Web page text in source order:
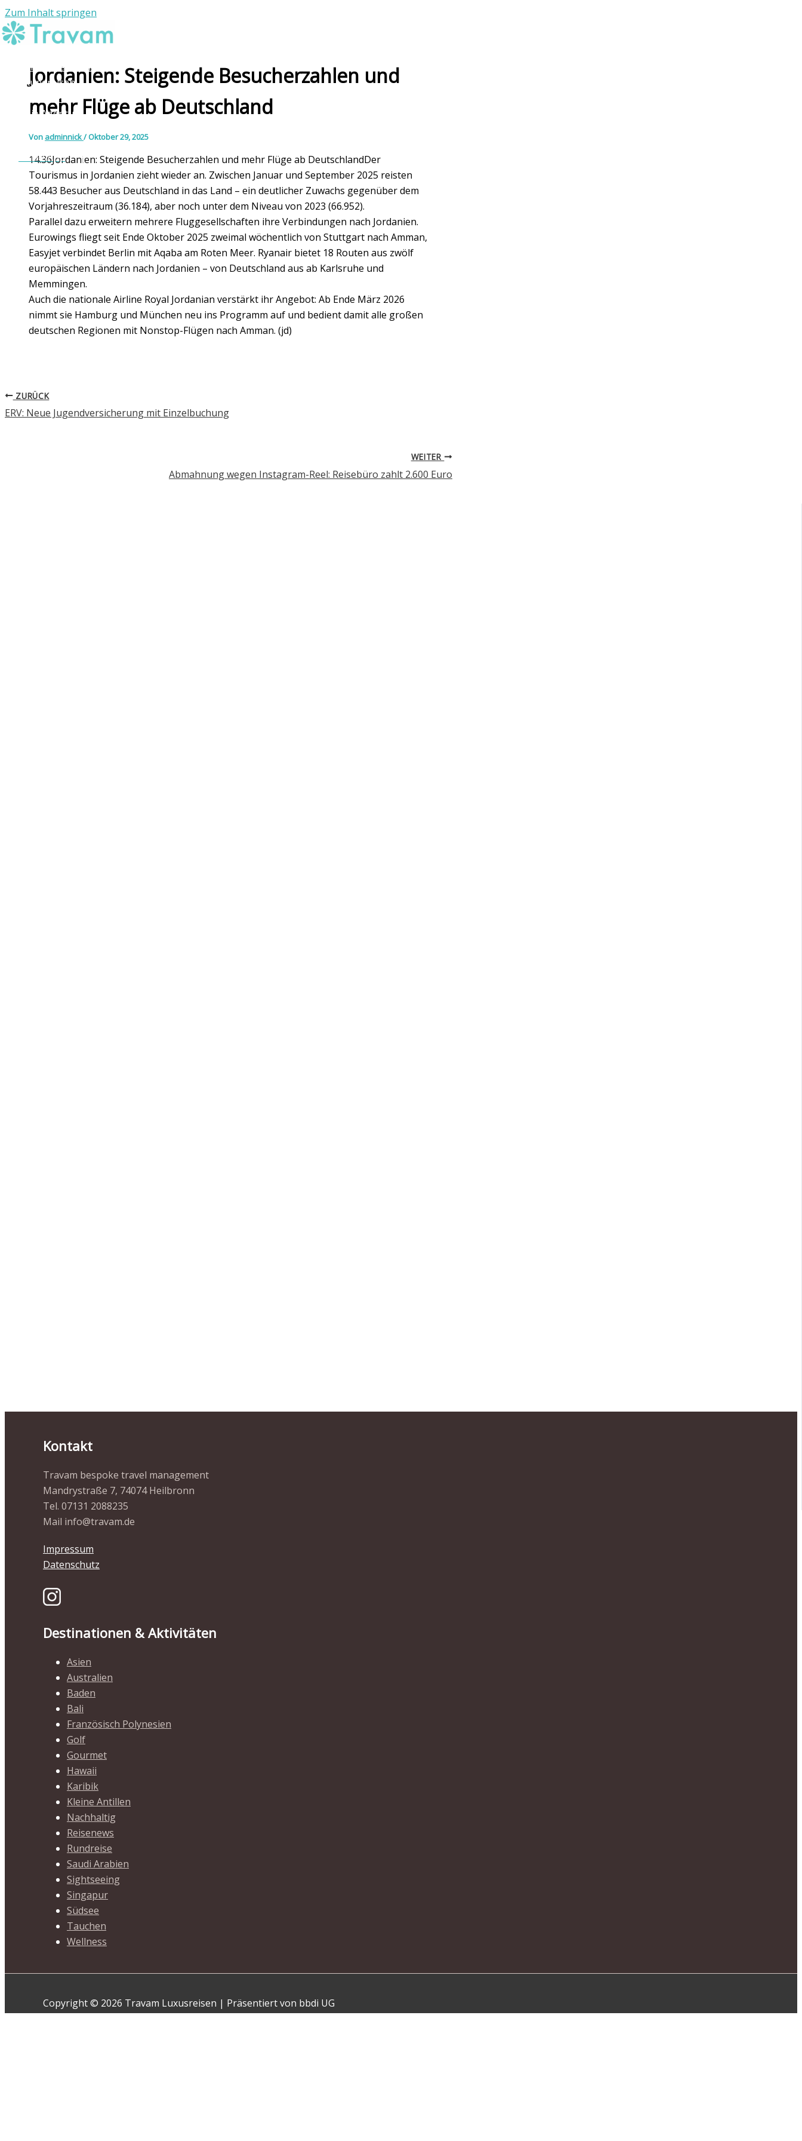
Zum Inhalt springen
Individuelle Reisen
Rundreisen
Reiseziele
Die Agentur
WhatsApp
Jordanien: Steigende Besucherzahlen und
mehr Flüge ab Deutschland
Von adminnick/Oktober 29, 2025
14:36Jordanien: Steigende Besucherzahlen und mehr Flüge ab DeutschlandDer
Tourismus in Jordanien zieht wieder an. Zwischen Januar und September 2025 reisten
58.443 Besucher aus Deutschland in das Land – ein deutlicher Zuwachs gegenüber dem
Vorjahreszeitraum (36.184), aber noch unter dem Niveau von 2023 (66.952).
Parallel dazu erweitern mehrere Fluggesellschaften ihre Verbindungen nach Jordanien.
Eurowings fliegt seit Ende Oktober 2025 zweimal wöchentlich von Stuttgart nach Amman,
Easyjet verbindet Berlin mit Aqaba am Roten Meer. Ryanair bietet 18 Routen aus zwölf
europäischen Ländern nach Jordanien – von Deutschland aus ab Karlsruhe und
Memmingen.
Auch die nationale Airline Royal Jordanian verstärkt ihr Angebot: Ab Ende März 2026
nimmt sie Hamburg und München neu ins Programm auf und bedient damit alle großen
deutschen Regionen mit Nonstop-Flügen nach Amman. (jd)
ZURÜCK
ERV: Neue Jugendversicherung mit Einzelbuchung
WEITER
Abmahnung wegen Instagram-Reel: Reisebüro zahlt 2.600 Euro
Kontakt
Travam bespoke travel management
Mandrystraße 7, 74074 Heilbronn
Tel. 07131 2088235
Mail info@travam.de
Impressum
Datenschutz
Destinationen & Aktivitäten
Asien
Australien
Baden
Bali
Französisch Polynesien
Golf
Gourmet
Hawaii
Karibik
Kleine Antillen
Nachhaltig
Reisenews
Rundreise
Saudi Arabien
Sightseeing
Singapur
Südsee
Tauchen
Wellness
Copyright © 2026 Travam Luxusreisen | Präsentiert von bbdi UG